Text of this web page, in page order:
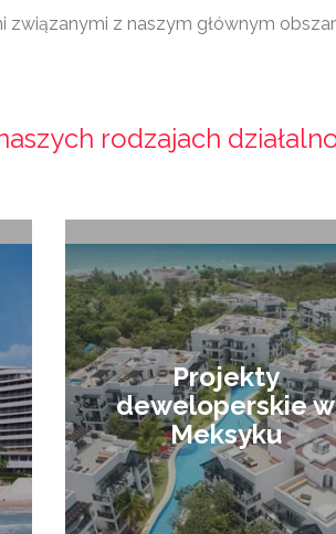
z naszym głównym
rodzajach
Projekty
deweloperskie w
Meksyku